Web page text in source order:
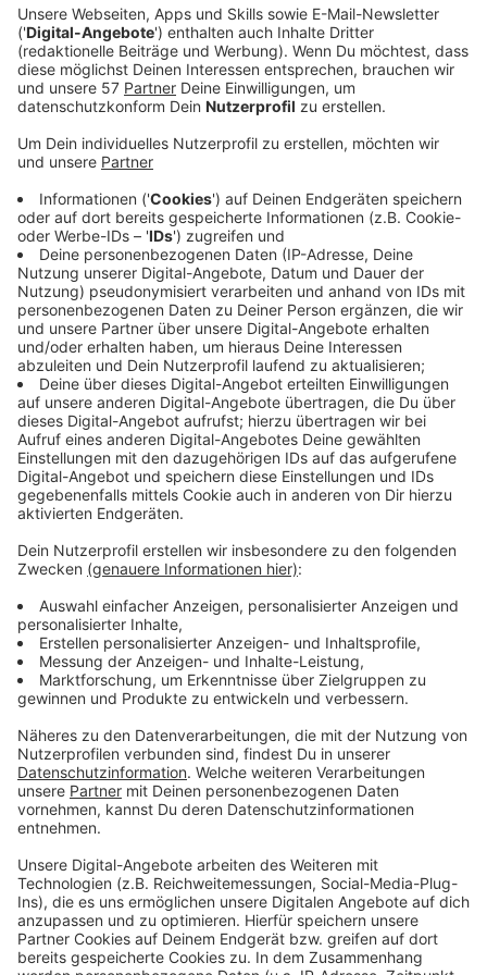
Anzeige
veröffentlicht Post Malone ein Cover von dem Hootie
& The Blowfish Hit zum 25-jährigen Jubiläum des
Pokémon Franchise. Post Malones Debütalbum
„Stoney“ setzte mit 77 Wochen den Rekord für die
meisten Wochen in den US Billboard Top R&B/Hip-Hop
Albums Charts. Die Hit-Single „Congratulations“ ist in
den USA mit Diamant zertifiziert. Post Malone wurde
bislang mit drei American Music Awards, zehn Billboard
Music Awards und einen MTV Video Music Awards
ausgezeichnet und zudem für sechs Grammys
nominiert.
Anzeige
Wir benötigen Ihre
Video-Service zu laden!
Wir verwenden einen Service eines
Drittanbieters, um Videoinhalte
einzubetten. Dieser Service kann
Daten zu Ihren Aktivitäten
sammeln. Bitte lesen Sie die
Details durch und stimmen Sie der
Nutzung des Service zu, um dieses
Mehr Informationen
Akzeptieren
Post Malone - Only Wanna Be With You
Anzeige